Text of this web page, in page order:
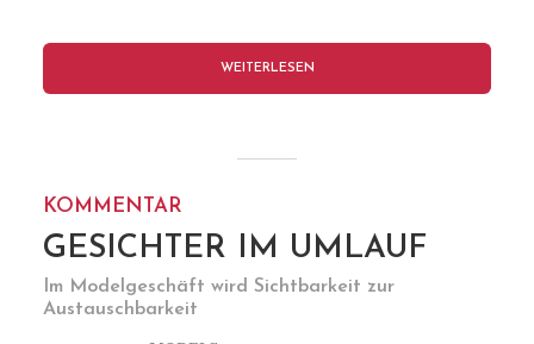
WEITERLESEN
KOMMENTAR
GESICHTER IM UMLAUF
Im Modelgeschäft wird Sichtbarkeit zur
Austauschbarkeit